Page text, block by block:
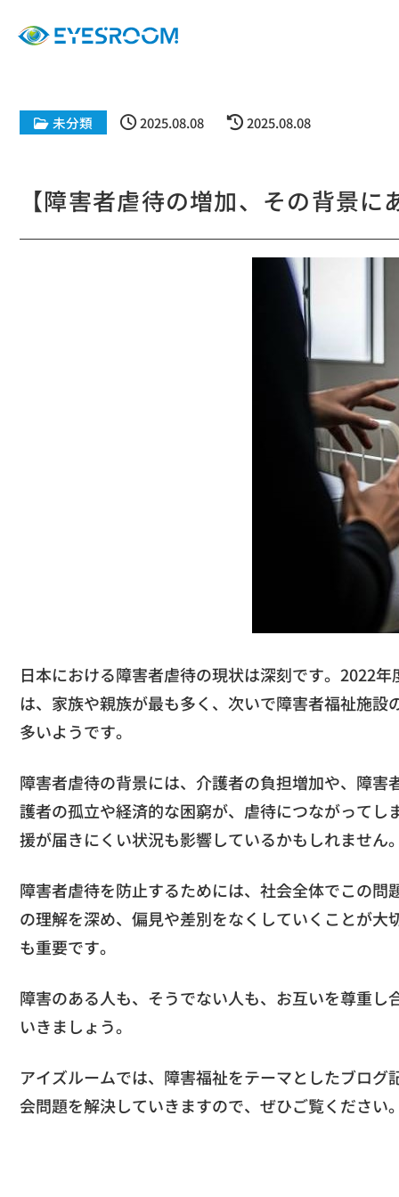
未分類 2025.08.08 2025.08.08
【障害者虐待の増加、その背景
日本における障害者虐待の現状は深刻です。2022
は、家族や親族が最も多く、次いで障害者福祉施
多いようです。
障害者虐待の背景には、介護者の負担増加や、障
護者の孤立や経済的な困窮が、虐待につながって
援が届きにくい状況も影響しているかもしれません
障害者虐待を防止するためには、社会全体でこの
の理解を深め、偏見や差別をなくしていくことが
も重要です。
障害のある人も、そうでない人も、お互いを尊重
いきましょう。
アイズルームでは、障害福祉をテーマとしたブロ
会問題を解決していきますので、ぜひご覧ください